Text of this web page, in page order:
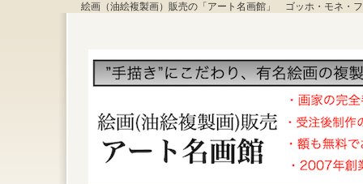
絵画（油絵複製画）販売の「アート名画館」 ゴッホ・モネ・